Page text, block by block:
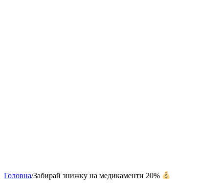
Головна/Забирай знижку на медикаменти 20%